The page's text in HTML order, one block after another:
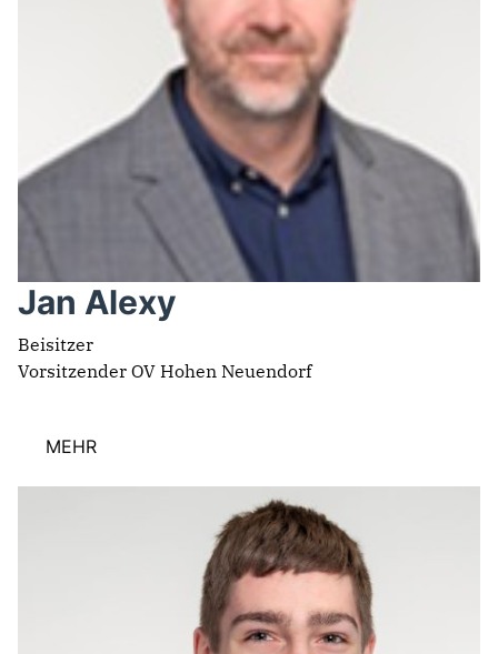
Jan Alexy
Beisitzer
Vorsitzender OV Hohen Neuendorf
MEHR